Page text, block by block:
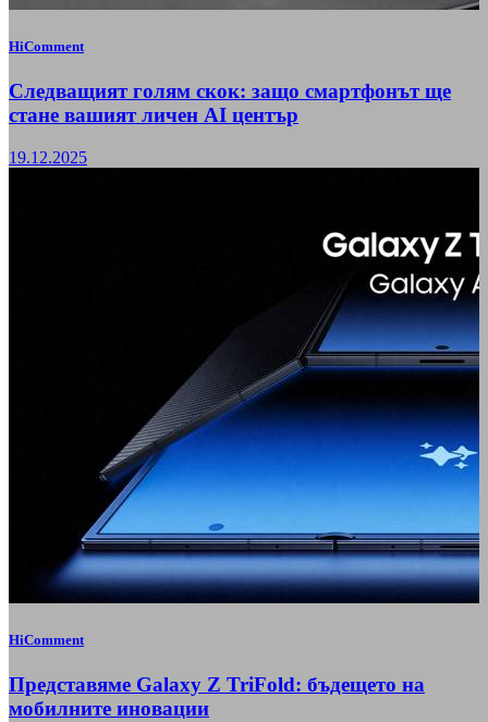
HiComment
Следващият голям скок: защо смартфонът ще
стане вашият личен AI център
19.12.2025
HiComment
Представяме Galaxy Z TriFold: бъдещето на
мобилните иновации